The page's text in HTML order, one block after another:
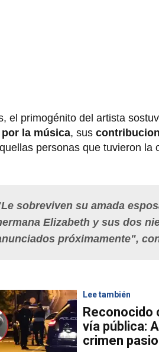
el primogénito del artista
la música, sus
personas que tuvieron la
sobreviven su amada
Elizabeth y sus dos
próximamente",
Lee también
Reconocido
vía pública:
crimen